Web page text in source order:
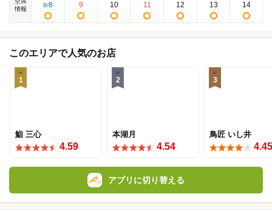
情報
8/8 9 10 11 12 13 14
このエリアで人気のお店
1
鮨 三心
4.59
2
本湖月
4.54
3
鳥匠 いし井
4.45
アプリに切り替える